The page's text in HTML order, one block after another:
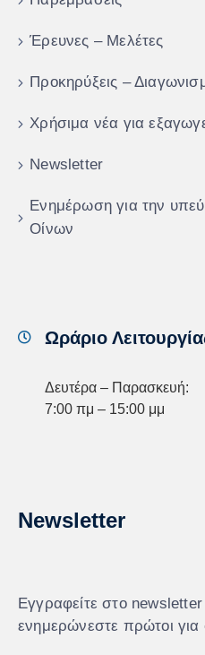
Έρευνες – Μελέτες
Προκηρύξεις –
Χρήσιμα νέα για
Newsletter
Ενημέρωση για την
Οίνων
Ωράριο
Δευτέρα – Παρασκευή:
7:00 πμ – 15:00 μμ
Newsletter
Εγγραφείτε στο
ενημερώνεστε πρώτοι